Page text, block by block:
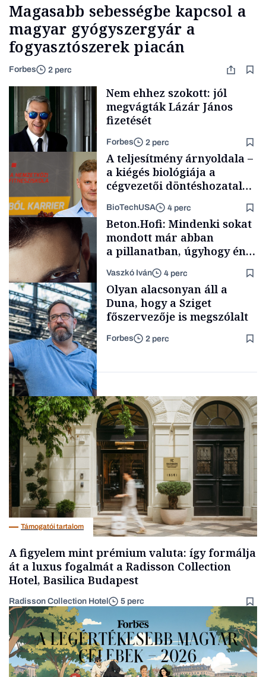
Magasabb sebességbe kapcsol a
magyar gyógyszergyár a
fogyasztószerek piacán
Forbes 2 perc
Politika
Nem ehhez szokott: jól
megvágták Lázár János
fizetését
Forbes 2 perc
Content Lab HUB
A teljesítmény árnyoldala –
a kiégés biológiája a
cégvezetői döntéshozatal
BioTechUSA 4 perc
Forbes-sztori
Beton.Hofi: Mindenki sokat
mondott már abban
a pillanatban, úgyhogy én
a legsarkosabb
gondolataimat akartam
kimondani
Vaszkó Iván 4 perc
Társadalom
Olyan alacsonyan áll a
Duna, hogy a Sziget
főszervezője is megszólalt
Forbes 2 perc
Támogatói tartalom
A figyelem mint prémium valuta: így formálja
át a luxus fogalmát a Radisson Collection
Hotel, Basilica Budapest
Radisson Collection Hotel 5 perc